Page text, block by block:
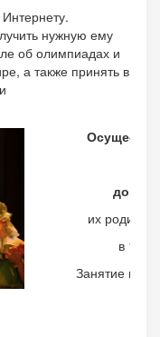
нужную ему
об олимпиадах и
а также принять в
их
в 1
Занятие